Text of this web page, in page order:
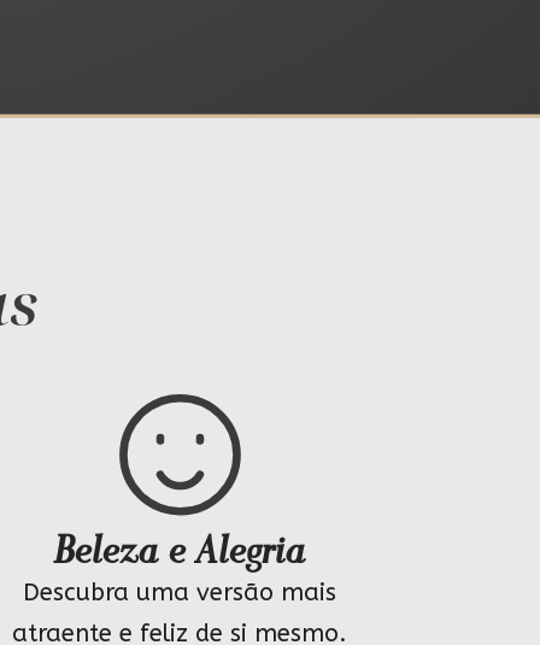
Beleza e Alegria
Descubra uma versão mais
atraente e feliz de si mesmo.